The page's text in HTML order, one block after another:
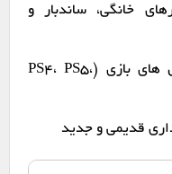
خانگی، ساندبار و
گیرنده های دیجیتال، کنسول های بازی (PS4، PS5،
قدیمی و جدید